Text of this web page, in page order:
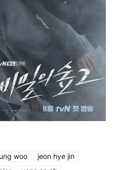
woo
jeon hye jin